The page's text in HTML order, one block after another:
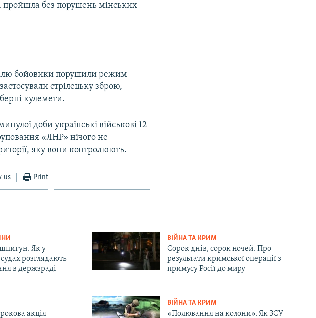
пройшла без порушень мінських
бойовики порушили режим
стрілецьку зброю,
кулемети.
доби українські військові 12
«ЛНР» нічого не
яку вони контролюють.
us Print
Як у
розглядають
в держзраді
ВІЙНА ТА КРИМ
Сорок днів, сорок ночей. Про
результати кримської операції з
примусу Росії до миру
акція
ВІЙНА ТА КРИМ
«Полювання на колони». Як ЗСУ